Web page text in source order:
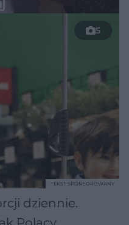
5
dziennie.
TEKST SPONSOROWANY